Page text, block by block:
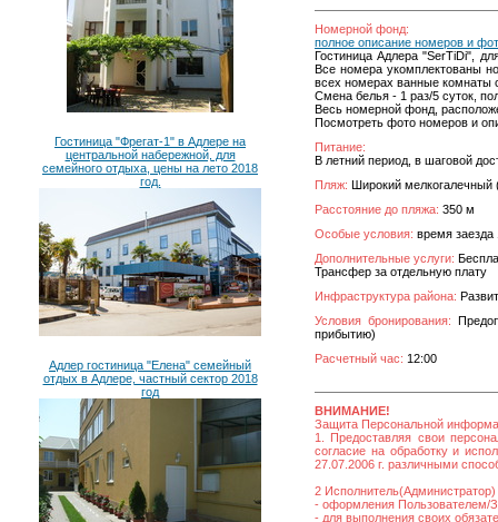
Гостиница "Фрегат-1" в Адлере на
центральной набережной, для
семейного отдыха, цены на лето 2018
год.
Адлер гостиница "Елена" семейный
отдых в Адлере, частный сектор 2018
год
Номерной фонд:
полное описание номеров и
Гостиница Адлера "SerTiDi",
Все номера укомплектованы
всех номерах ванные
Смена белья - 1 раз/5 суток,
Весь номерной фонд,
Посмотреть фото номеров и
Питание:
В летний период, в шаговой
Пляж: Широкий мелкогалечный
Расстояние до пляжа: 350 м
Особые условия: время заезда
Дополнительные услуги:
Трансфер за отдельную плату
Инфраструктура района:
Условия бронирования:
прибытию)
Расчетный час: 12:00
ВНИМАНИЕ!
Защита Персональной
1. Предоставляя свои
согласие на обработку и
27.07.2006 г. различными
2
- оформления Пользователем/
- для выполнения своих